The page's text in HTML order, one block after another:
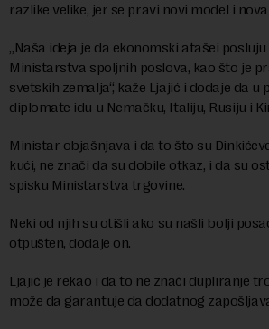
razlike velike, jer se pravi novi model i
„Naša ideja je da ekonomski atašei
Ministarstva spoljnih poslova, kao što je
svetskih zemalja“, kaže Ljajić i dodaje da u
diplomate idu u Nemačku, Italiju, Rusiju i
Ministar objašnjava i da to što su
kući, ne znači da su dobile otkaz, i da su
spisku Ministarstva trgovine.
Neki od njih su otišli ako su našli bolji
otpušten, dodaje on.
Ljajić je rekao i da to ne znači dupliranje
može da garantuje da dodatnog